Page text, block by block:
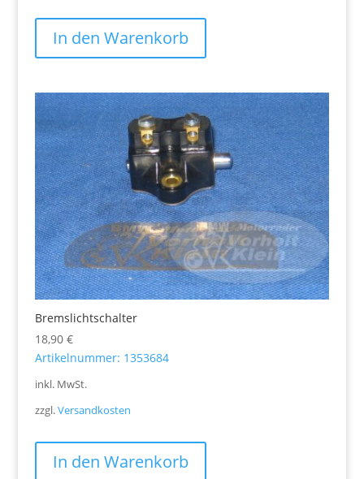
In den Warenkorb
Bremslichtschalter
18,90 €
Artikelnummer: 1353684
inkl. MwSt.
zzgl.Versandkosten
In den Warenkorb